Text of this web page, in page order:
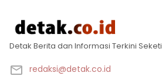
Detak Berita dan Informasi Terkini
redaksi@detak.co.id